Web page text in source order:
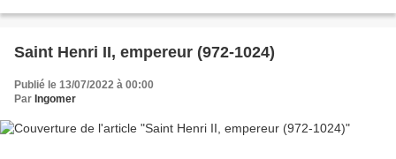
Saint Henri II, empereur (972-1024)
Publié le 13/07/2022 à 00:00
Par Ingomer